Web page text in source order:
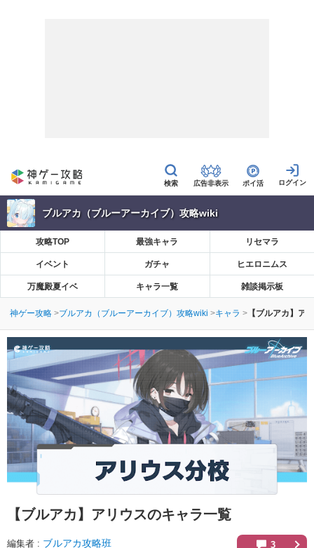
広告非表示 ポイ活
ブルアカ（ブルーアーカイブ）攻略wiki
攻略TOP 最強キャラ リセマラ
イベント ガチャ ヒエロニムス
万魔殿夏イベ キャラ一覧 雑談掲示板
神ゲー攻略 ブルアカ（ブルーアーカイブ）攻略wiki キャラ 【ブルアカ】ア
【ブルアカ】 アリウスのキャラ一覧
編集者 ブルアカ攻略班 3